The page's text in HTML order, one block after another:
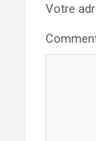
Votre